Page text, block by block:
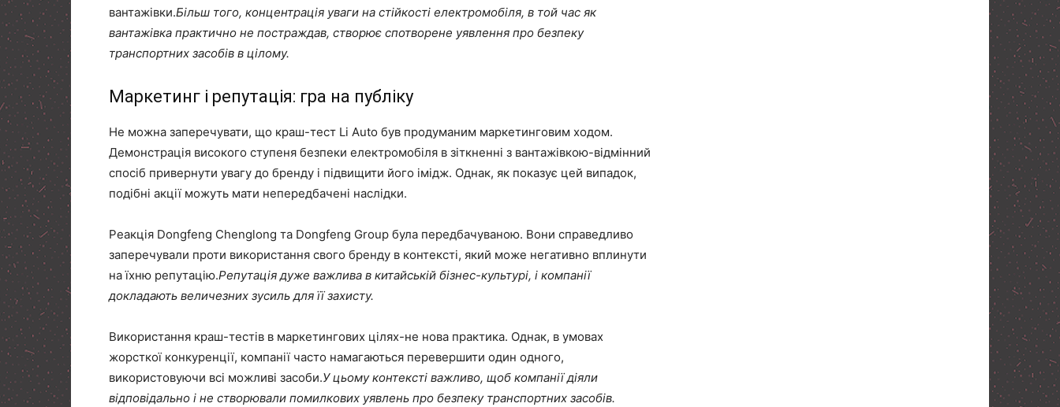
вантажівки.Більш того, концентрація уваги на стійкості електромобіля, в той час як
вантажівка практично не постраждав, створює спотворене уявлення про безпеку
транспортних засобів в цілому.
Маркетинг і репутація: гра на публіку
Не можна заперечувати, що краш-тест Li Auto був продуманим маркетинговим ходом.
Демонстрація високого ступеня безпеки електромобіля в зіткненні з вантажівкою-відмінний
спосіб привернути увагу до бренду і підвищити його імідж. Однак, як показує цей випадок,
подібні акції можуть мати непередбачені наслідки.
Реакція Dongfeng Chenglong та Dongfeng Group була передбачуваною. Вони справедливо
заперечували проти використання свого бренду в контексті, який може негативно вплинути
на їхню репутацію.Репутація дуже важлива в китайській бізнес-культурі, і компанії
докладають величезних зусиль для її захисту.
Використання краш-тестів в маркетингових цілях-не нова практика. Однак, в умовах
жорсткої конкуренції, компанії часто намагаються перевершити один одного,
використовуючи всі можливі засоби.У цьому контексті важливо, щоб компанії діяли
відповідально і не створювали помилкових уявлень про безпеку транспортних засобів.